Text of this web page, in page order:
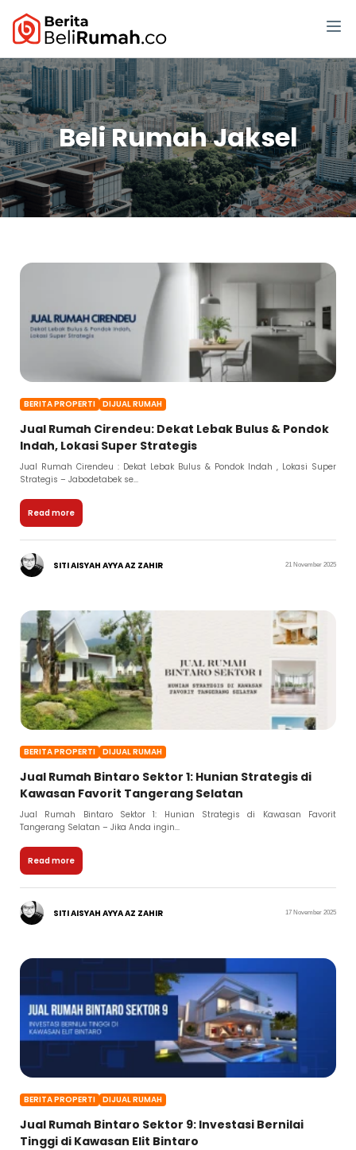
Beli Rumah Jaksel
BERITA PROPERTI DIJUAL RUMAH
Jual Rumah Cirendeu: Dekat Lebak Bulus & Pondok
Indah, Lokasi Super Strategis
Jual Rumah Cirendeu : Dekat Lebak Bulus & Pondok Indah , Lokasi Super
Strategis – Jabodetabek se...
Read more
SITI AISYAH AYYA AZ ZAHIR 21 November 2025
BERITA PROPERTI DIJUAL RUMAH
Jual Rumah Bintaro Sektor 1: Hunian Strategis di
Kawasan Favorit Tangerang Selatan
Jual Rumah Bintaro Sektor 1: Hunian Strategis di Kawasan Favorit
Tangerang Selatan – Jika Anda ingin...
Read more
SITI AISYAH AYYA AZ ZAHIR 17 November 2025
BERITA PROPERTI DIJUAL RUMAH
Jual Rumah Bintaro Sektor 9: Investasi Bernilai
Tinggi di Kawasan Elit Bintaro